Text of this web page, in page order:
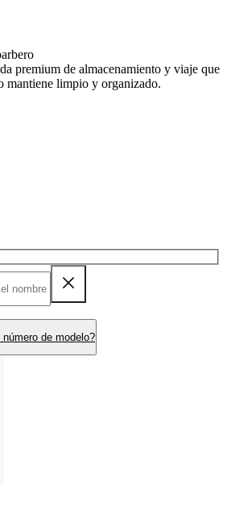
premium de almacenamiento y viaje que
mantiene limpio y organizado.
de modelo?